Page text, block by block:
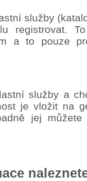
služby
registrovat.
a to pouze
služby a
je vložit na
jej